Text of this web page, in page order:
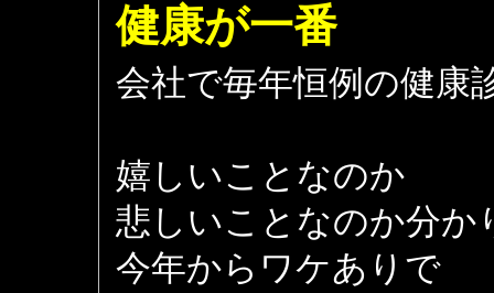
健康が一番
会社で毎年恒例の健康
嬉しいことなのか
悲しいことなのか分か
今年からワケありで